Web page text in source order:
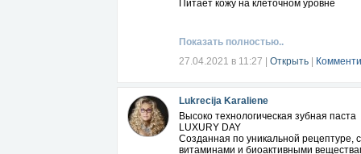
Питает кожу на клеточном уровне
ЭССЕНЦИЯ
Многофункциональная интенсивно
КРЕМ ДЛЯ ЛИЦА
Многофункциональный
Дает коже подтянутый ухоженный вид
Показать полностью..
27.04.2021 в 11:27
Открыть
Lukrecija Karaliene
Высоко технологическая зубная паста
LUXURY DAY
Созданная по уникальной рецептуре,
витаминами и биоактивными